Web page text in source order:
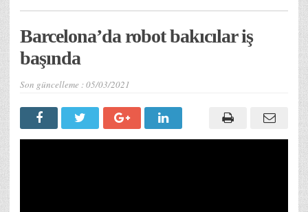
Barcelona’da robot bakıcılar iş
başında
Son güncelleme :05/03/2021